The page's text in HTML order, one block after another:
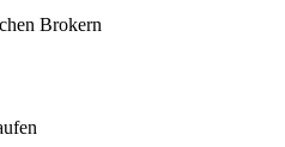
Brokern